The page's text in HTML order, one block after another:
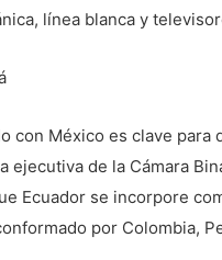
línea blanca y
con México es clave
ejecutiva de la Cámara
Ecuador se incorpore
por Colombia,